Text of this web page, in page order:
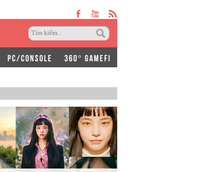
PC/CONSOLE 360° GAMEFI